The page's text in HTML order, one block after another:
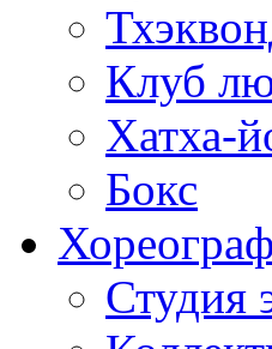
Клуб
Хатха-
Бокс
Студия